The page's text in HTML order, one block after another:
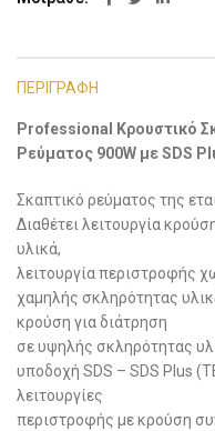
ΠΕΡΙΓΡΑΦΉ
Professional Κρουστικό
Ρεύματος 900W με SDS
Σκαπτικό ρεύματος της
Διαθέτει λειτουργία
υλικά,
λειτουργία περιστροφής
χαμηλής σκληρότητας
κρούση για διάτρηση
σε υψηλής σκληρότητας
υποδοχή SDS – SDS Plus
λειτουργίες
περιστροφής με κρούση